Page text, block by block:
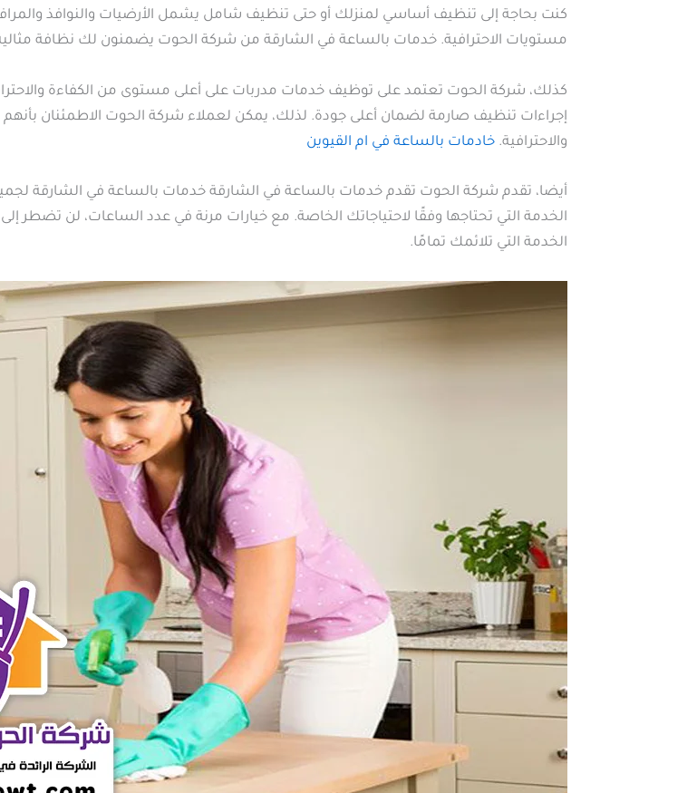
كنت بحاجة إلى تنظيف أساسي لمنزلك أو حتى تنظيف شامل يشمل الأرضيات والنوافذ
مستويات الاحترافية. خدمات بالساعة في الشارقة من شركة الحوت يضمنون لك نظافة
كذلك، شركة الحوت تعتمد على توظيف خدمات مدربات على أعلى مستوى من الكفاءة
إجراءات تنظيف صارمة لضمان أعلى جودة. لذلك، يمكن لعملاء شركة الحوت الاطمئنان
والاحترافية. خادمات بالساعة في ام القيوين
أيضا، تقدم شركة الحوت تقدم خدمات بالساعة في الشارقة خدمات بالساعة في الشارقة
الخدمة التي تحتاجها وفقًا لاحتياجاتك الخاصة. مع خيارات مرنة في عدد الساعات، لن تضطر
الخدمة التي تلائمك تمامًا.